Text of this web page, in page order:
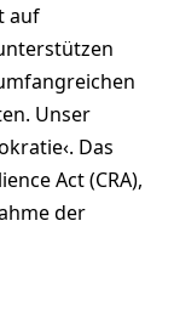
auf
Unser
Das
Act (CRA),
der